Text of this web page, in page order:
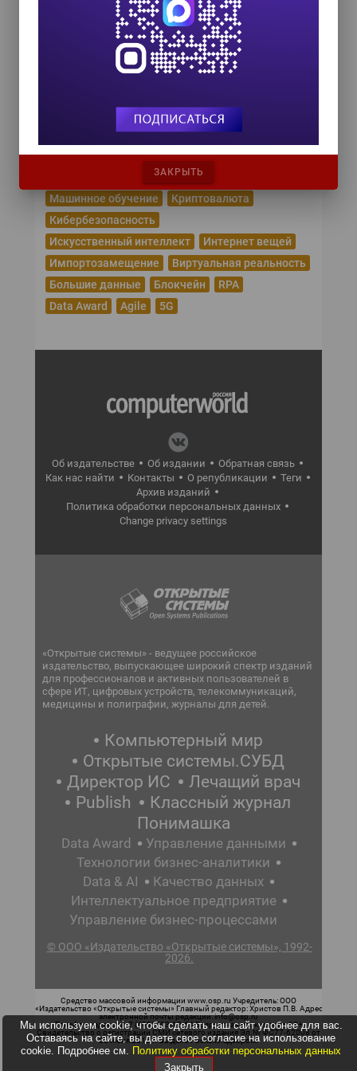
24 сентября 2026
HR TECH + ИИ ТРАНСФОРМАЦИЯ 2026
8 октября 2026
Эпидемия коронавируса
Цифровая трансформация
Удаленная работа
Робототехника
Облачные сервисы
Машинное обучение
Криптовалюта
Кибербезопасность
Искусственный интеллект
Интернет вещей
Импортозамещение
Виртуальная реальность
Большие данные
Блокчейн
RPA
Data Award
Agile 5G
Об издательстве Об издании
Обратная связь
Как нас найти
Контакты О републикации
Теги
Архив изданий
Политика обработки персональных данных
Change privacy settings
«Открытые системы» - ведущее российское
издательство, выпускающее широкий спектр изданий
для профессионалов и активных пользователей в
сфере ИТ, цифровых устройств, телекоммуникаций,
медицины и полиграфии, журналы для детей.
Компьютерный мир
Открытые системы.СУБД
Директор ИС
Лечащий врач
Publish
Классный журнал
Понимашка
Data Award
Управление данными
Технологии бизнес-аналитики
Data & AI
Качество данных
Интеллектуальное предприятие
Управление бизнес-процессами
© ООО «Издательство «Открытые системы», 1992-
2026.
Средство массовой информации www.osp.ru Учредитель: ООО
«Издательство «Открытые системы» Главный редактор: Христов П.В. Адрес
электронной почты редакции: info@osp.ru
Телефон редакции: 7 (499) 703-18-54 Возрастная маркировка: 12+
Свидетельство о регистрации СМИ сетевого издания Эл.№ ФС77-62008 от
05 июня 2015 г. выдано Роскомнадзором.
Мы используем cookie, чтобы сделать наш сайт удобнее для вас.
Оставаясь на сайте, вы даете свое согласие на использование
cookie. Подробнее см. Политику обработки персональных данных
Закрыть
ЗАКРЫТЬ